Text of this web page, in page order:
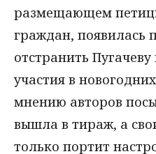
размещающем
граждан, появилась
отстранить
участия в
мнению авторов
вышла в тираж, а
только портит